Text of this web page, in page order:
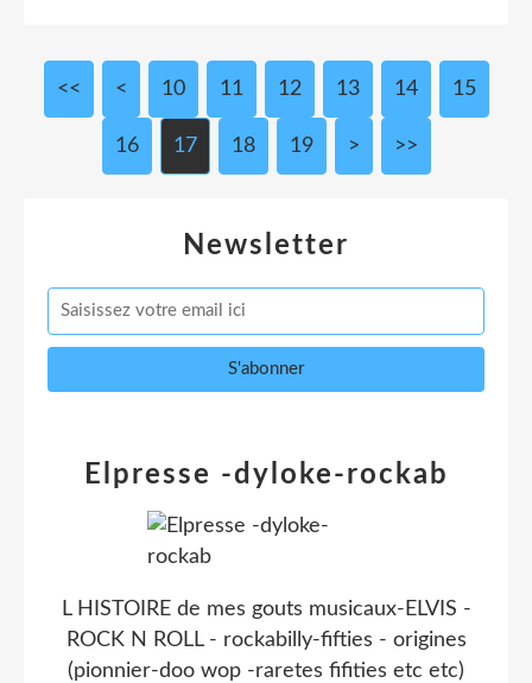
<< < 10 11 12 13 14 15
16 17 18 19 > >>
Newsletter
Elpresse -dyloke-rockab
L HISTOIRE de mes gouts musicaux-ELVIS -
ROCK N ROLL - rockabilly-fifties - origines
(pionnier-doo wop -raretes fifities etc etc)